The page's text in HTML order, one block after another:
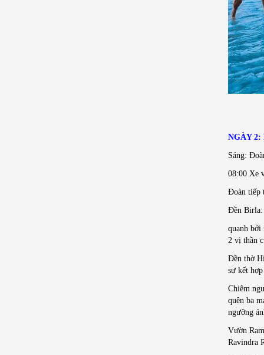
NGÀY
Sáng:
08:00 Xe
Đoàn tiếp
Đền Birla:
quanh bởi
2 vị thần
Đền thờ
sự kết
Chiêm
quên ba
ngưỡng
Vườn
Ravindra